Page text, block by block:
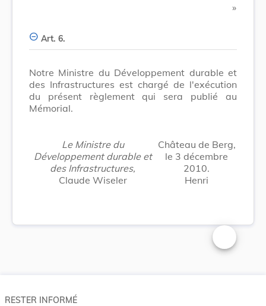
​ »
Art. 6.
Notre Ministre du Développement durable et
des Infrastructures est chargé de l'exécution
du présent règlement qui sera publié au
Mémorial.
Le Ministre du
Développement durable et
des Infrastructures,
Claude Wiseler
Château de Berg,
le 3 décembre
2010.
Henri
Changer la
RESTER INFORMÉ